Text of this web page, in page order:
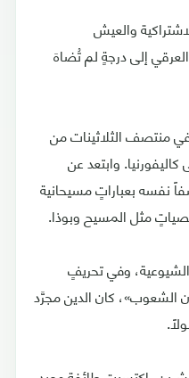
والعيش
إلى درجةٍ لم تُضاهَ
جونز في منتصف الثلاثينات من
وابتعد عن
نفسه بعباراتٍ مسيحانية
مثل المسيح وبوذا.
وفي تحريفٍ
الشعوب»، كان الدين مجرَّد